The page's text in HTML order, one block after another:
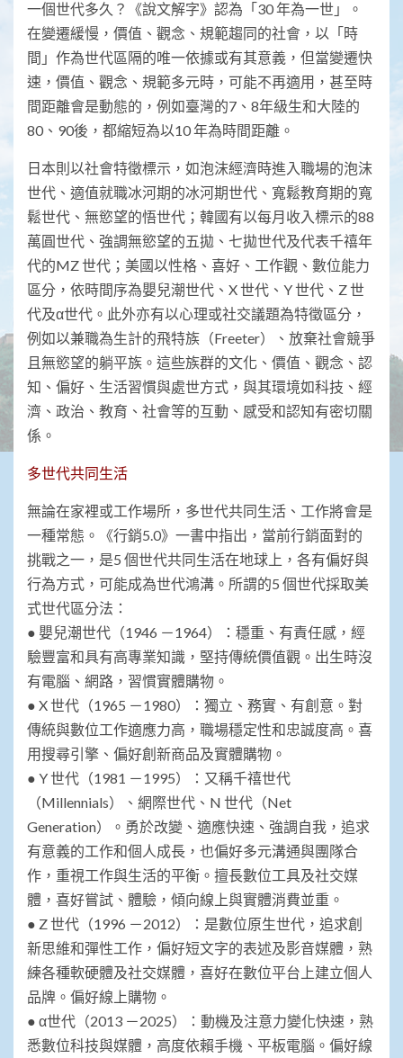
一個世代多久？《說文解字》認為「30 年為一世」。
在變遷緩慢，價值、觀念、規範趨同的社會，以「時
間」作為世代區隔的唯一依據或有其意義，但當變遷快
速，價值、觀念、規範多元時，可能不再適用，甚至時
間距離會是動態的，例如臺灣的7、8年級生和大陸的
80、90後，都縮短為以10 年為時間距離。
日本則以社會特徵標示，如泡沫經濟時進入職場的泡沫
世代、適值就職冰河期的冰河期世代、寬鬆教育期的寬
鬆世代、無慾望的悟世代；韓國有以每月收入標示的88
萬圓世代、強調無慾望的五拋、七拋世代及代表千禧年
代的MZ 世代；美國以性格、喜好、工作觀、數位能力
區分，依時間序為嬰兒潮世代、X 世代、Y 世代、Z 世
代及α世代。此外亦有以心理或社交議題為特徵區分，
例如以兼職為生計的飛特族（Freeter）、放棄社會競爭
且無慾望的躺平族。這些族群的文化、價值、觀念、認
知、偏好、生活習慣與處世方式，與其環境如科技、經
濟、政治、教育、社會等的互動、感受和認知有密切關
係。
多世代共同生活
無論在家裡或工作場所，多世代共同生活、工作將會是
一種常態。《行銷5.0》一書中指出，當前行銷面對的
挑戰之一，是5 個世代共同生活在地球上，各有偏好與
行為方式，可能成為世代鴻溝。所謂的5 個世代採取美
式世代區分法：
● 嬰兒潮世代（1946 －1964）：穩重、有責任感，經
驗豐富和具有高專業知識，堅持傳統價值觀。出生時沒
有電腦、網路，習慣實體購物。
● X 世代（1965 －1980）：獨立、務實、有創意。對
傳統與數位工作適應力高，職場穩定性和忠誠度高。喜
用搜尋引擎、偏好創新商品及實體購物。
● Y 世代（1981 －1995）：又稱千禧世代
（Millennials）、網際世代、N 世代（Net
Generation）。勇於改變、適應快速、強調自我，追求
有意義的工作和個人成長，也偏好多元溝通與團隊合
作，重視工作與生活的平衡。擅長數位工具及社交媒
體，喜好嘗試、體驗，傾向線上與實體消費並重。
● Z 世代（1996 －2012）：是數位原生世代，追求創
新思維和彈性工作，偏好短文字的表述及影音媒體，熟
練各種軟硬體及社交媒體，喜好在數位平台上建立個人
品牌。偏好線上購物。
● α世代（2013 －2025）：動機及注意力變化快速，熟
悉數位科技與媒體，高度依賴手機、平板電腦。偏好線